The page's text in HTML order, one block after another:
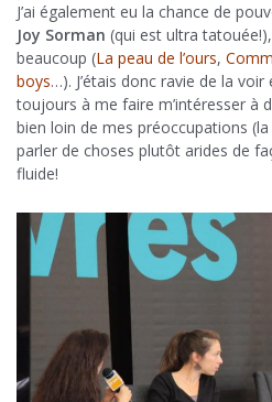
J’ai également eu la chance de
Joy Sorman (qui est ultra
beaucoup (La peau de l’ours,
boys…). J’étais donc ravie de la voir
toujours à me faire m’intéresser à
bien loin de mes préoccupations
parler de choses plutôt arides de
fluide!